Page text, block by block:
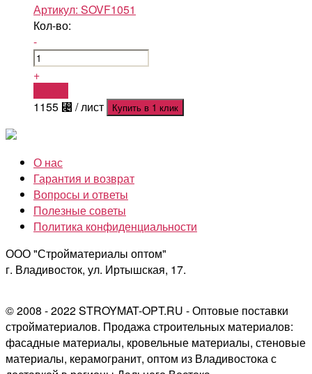
Артикул: SOVF1051
Кол-во:
-
+
1155 ⃄ / лист Купить в 1 клик
О нас
Гарантия и возврат
Вопросы и ответы
Полезные советы
Политика конфиденциальности
ООО "Стройматериалы оптом"
г. Владивосток, ул. Иртышская, 17.
© 2008 - 2022 STROYMAT-OPT.RU - Оптовые поставки
стройматериалов. Продажа строительных материалов:
фасадные материалы, кровельные материалы, стеновые
материалы, керамогранит, оптом из Владивостока с